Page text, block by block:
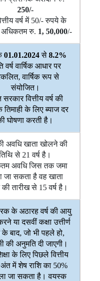
250/-
वर्ष में 50/- रुपये के
रु. 1, 50,000/-
01.01.2024से 8.2%
वर्ष वार्षिक आधार पर
वार्षिक रूप से
संयोजित।
सरकार वित्तीय वर्ष की
तिमाही के लिए ब्याज दर
घोषणा करती है।
अवधि खाता खोलने की
से 21 वर्ष है।
अवधि जिस तक जमा
जा सकता है वह खाता
तारीख से 15 वर्ष है।
के अठारह वर्ष की आयु
या दसवीं कक्षा उत्तीर्ण
बाद, जो भी पहले हो,
की अनुमति दी जाएगी।
के लिए पिछले वित्तीय
अंत में शेष राशि का 50%
जा सकता है। वयस्क